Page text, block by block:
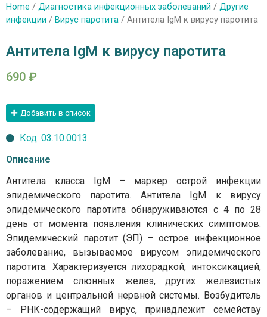
Home / Диагностика инфекционных заболеваний / Другие
инфекции / Вирус паротита / Антитела IgM к вирусу паротита
Антитела IgM к вирусу паротита
690 ₽
Добавить в список
Код: 03.10.0013
Описание
Антитела класса IgM – маркер острой инфекции
эпидемического паротита. Антитела IgМ к вирусу
эпидемического паротита обнаруживаются с 4 по 28
день от момента появления клинических симптомов.
Эпидемический паротит (ЭП) – острое инфекционное
заболевание, вызываемое вирусом эпидемического
паротита. Характеризуется лихорадкой, интоксикацией,
поражением слюнных желез, других железистых
органов и центральной нервной системы. Возбудитель
– РНК-содержащий вирус, принадлежит семейству